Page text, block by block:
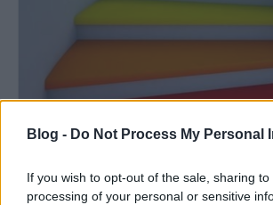
Blog - Do Not Process My Personal
If you wish to opt-out of the sale, sharing
processing of your personal or sensitive